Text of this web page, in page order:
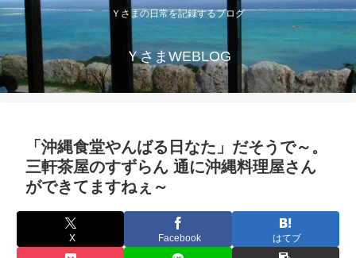
Ｙさまの日常を記録するブログ
ＹさまWEBLOG
「沖縄食堂やんばる日なた」だそうで～。
三軒茶屋のすずらん 通に沖縄料理屋さん
ができてますねぇ～
X Facebook はてブ